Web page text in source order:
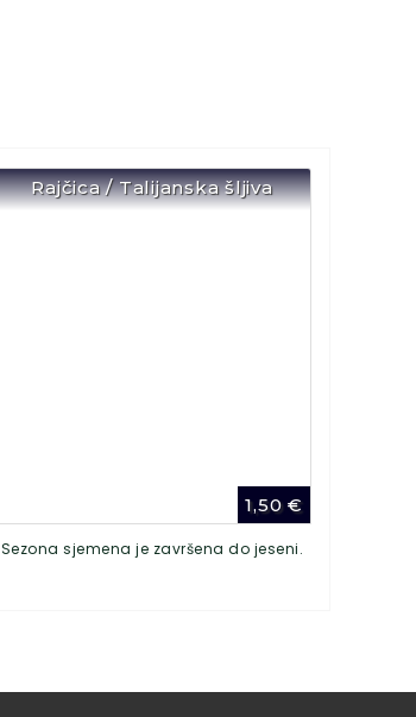
Rajčica / Talijanska šljiva
1,50€
Sezona sjemena je završena do jeseni.